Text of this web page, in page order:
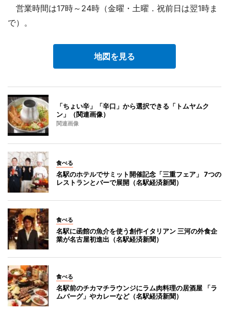
営業時間は17時～24時（金曜・土曜．祝前日は翌1時ま
で）。
地図を見る
「ちょい辛」「辛口」から選択できる「トムヤムク
ン」（関連画像）
関連画像
食べる
名駅のホテルでサミット開催記念「三重フェア」 7つの
レストランとバーで展開（名駅経済新聞）
食べる
名駅に函館の魚介を使う創作イタリアン 三河の外食企
業が名古屋初進出（名駅経済新聞）
食べる
名駅前のチカマチラウンジにラム肉料理の居酒屋 「ラ
ムバーグ」やカレーなど（名駅経済新聞）